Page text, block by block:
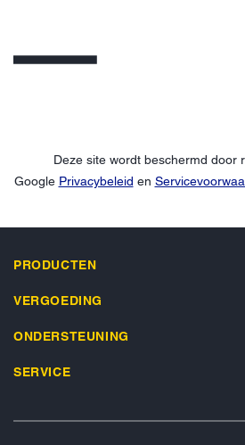
Deze site wordt beschermd door
Google Privacybeleid en
PRODUCTEN
VERGOEDING
ONDERSTEUNING
SERVICE